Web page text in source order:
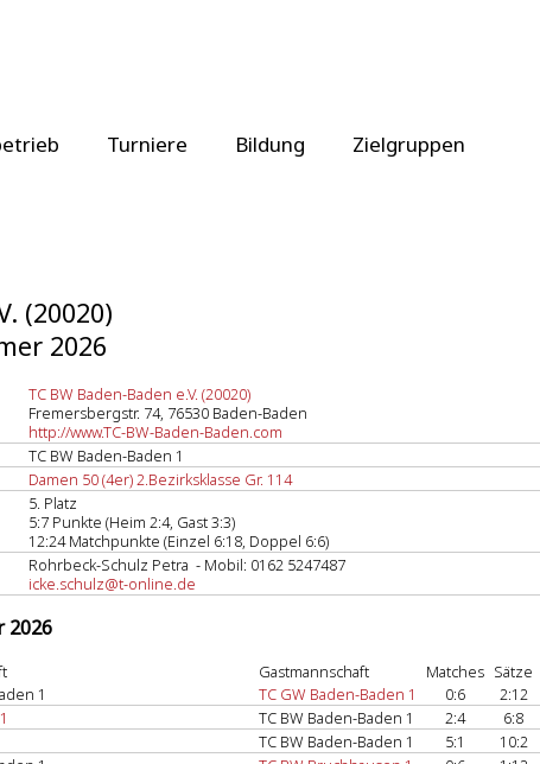
Turniere Bildung Zielgruppen
(20020)
2026
TC BW Baden-Baden e.V. (20020)
Fremersbergstr. 74, 76530 Baden-Baden
http://www.TC-BW-Baden-Baden.com
TC BW Baden-Baden 1
Damen 50 (4er) 2.Bezirksklasse Gr. 114
5. Platz
5:7 Punkte (Heim 2:4, Gast 3:3)
12:24 Matchpunkte (Einzel 6:18, Doppel 6:6)
Rohrbeck-Schulz Petra - Mobil: 0162 5247487
icke.schulz@t-online.de
2026
Gastmannschaft Matches Sätze
1 TC GW Baden-Baden 1 0:6 2:12
TC BW Baden-Baden 1 2:4 6:8
TC BW Baden-Baden 1 5:1 10:2